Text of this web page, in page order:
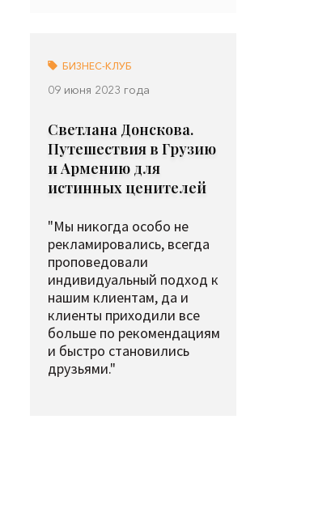
БИЗНЕС-КЛУБ
09 июня 2023 года
Светлана Донскова.
Путешествия в Грузию
и Армению для
истинных ценителей
"Мы никогда особо не
рекламировались, всегда
проповедовали
индивидуальный подход к
нашим клиентам, да и
клиенты приходили все
больше по рекомендациям
и быстро становились
друзьями."